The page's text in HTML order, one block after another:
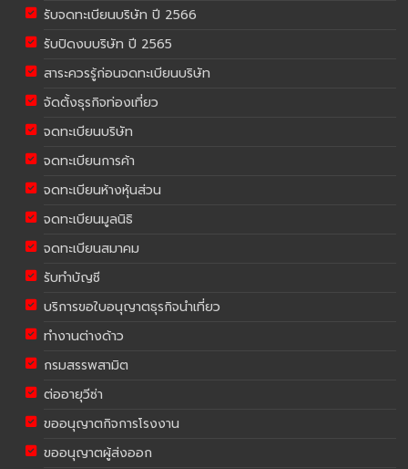
รับจดทะเบียนบริษัท ปี 2566
รับปิดงบบริษัท ปี 2565
สาระควรรู้ก่อนจดทะเบียนบริษัท
จัดตั้งธุรกิจท่องเที่ยว
จดทะเบียนบริษัท
จดทะเบียนการค้า
จดทะเบียนห้างหุ้นส่วน
จดทะเบียนมูลนิธิ
จดทะเบียนสมาคม
รับทำบัญชี
บริการขอใบอนุญาตธุรกิจนำเที่ยว
ทำงานต่างด้าว
กรมสรรพสามิต
ต่ออายุวีซ่า
ขออนุญาตกิจการโรงงาน
ขออนุญาตผู้ส่งออก